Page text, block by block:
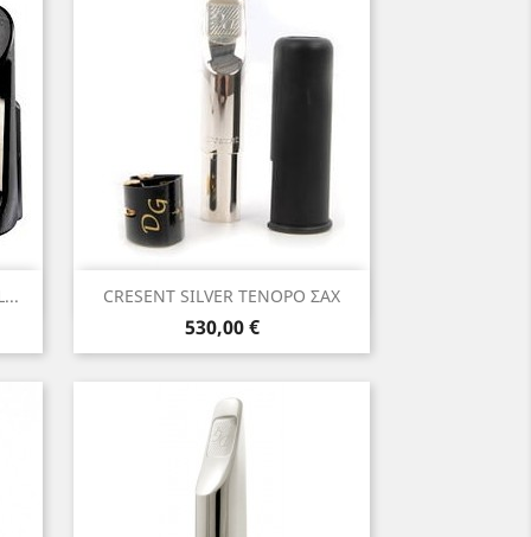
CRESENT SILVER ΤΕΝΟΡΟ ΣΑΧ
Τιμή
530,00 €
Γρήγορη προβολή